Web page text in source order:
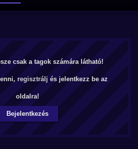
csak a tagok számára látható!
regisztrálj és jelentkezz be az
oldalra!
Bejelentkezés